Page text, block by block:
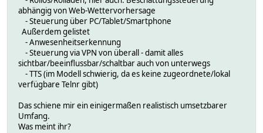
abhängig von Web-Wettervorhersage
- Steuerung über PC/Tablet/Smartphone
Außerdem gelistet
- Anwesenheitserkennung
- Steuerung via VPN von überall - damit alles
sichtbar/beeinflussbar/schaltbar auch von unterwegs
- TTS (im Modell schwierig, da es keine zugeordnete/lokal
verfügbare Telnr gibt)
Das schiene mir ein einigermaßen realistisch umsetzbarer
Umfang.
Was meint ihr?